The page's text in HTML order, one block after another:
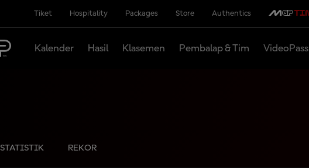
Tiket Hospitality Packages Store Authentics
Kalender Hasil Klasemen Pembalap & Tim VideoPass
STATISTIK REKOR